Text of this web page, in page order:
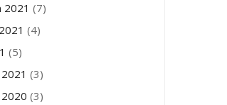
2021 (7)
(4)
(5)
(3)
(3)